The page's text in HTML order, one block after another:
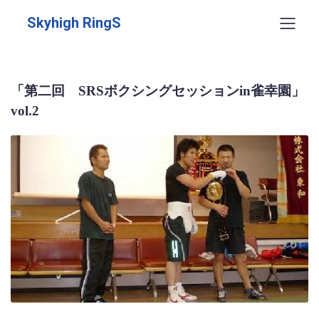
Skyhigh RingS
「第二回 SRSボクシングセッションin雀幸園」
vol.2